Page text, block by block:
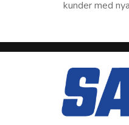
kunder med